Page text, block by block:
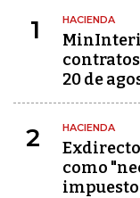
1 HACIENDA
20 de
2 HACIENDA
como